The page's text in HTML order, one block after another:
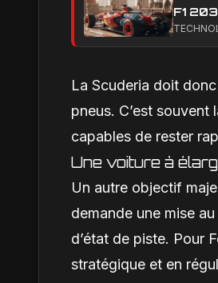
F1
La Scuderia doit
pneus. C’est
capables de rester
Une voiture à
Un autre objectif
demande une mise
d’état de piste. Pour
stratégique et en